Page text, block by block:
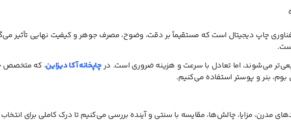
می‌شوند، اما تعادل با سرعت و هزینه ضروری است. درچاپخانه آکا دیزاین
مدرن، مزایا، چالش‌ها، مقایسه با سنتی و آینده بررسی می‌کنیم تا درک کاملی برای